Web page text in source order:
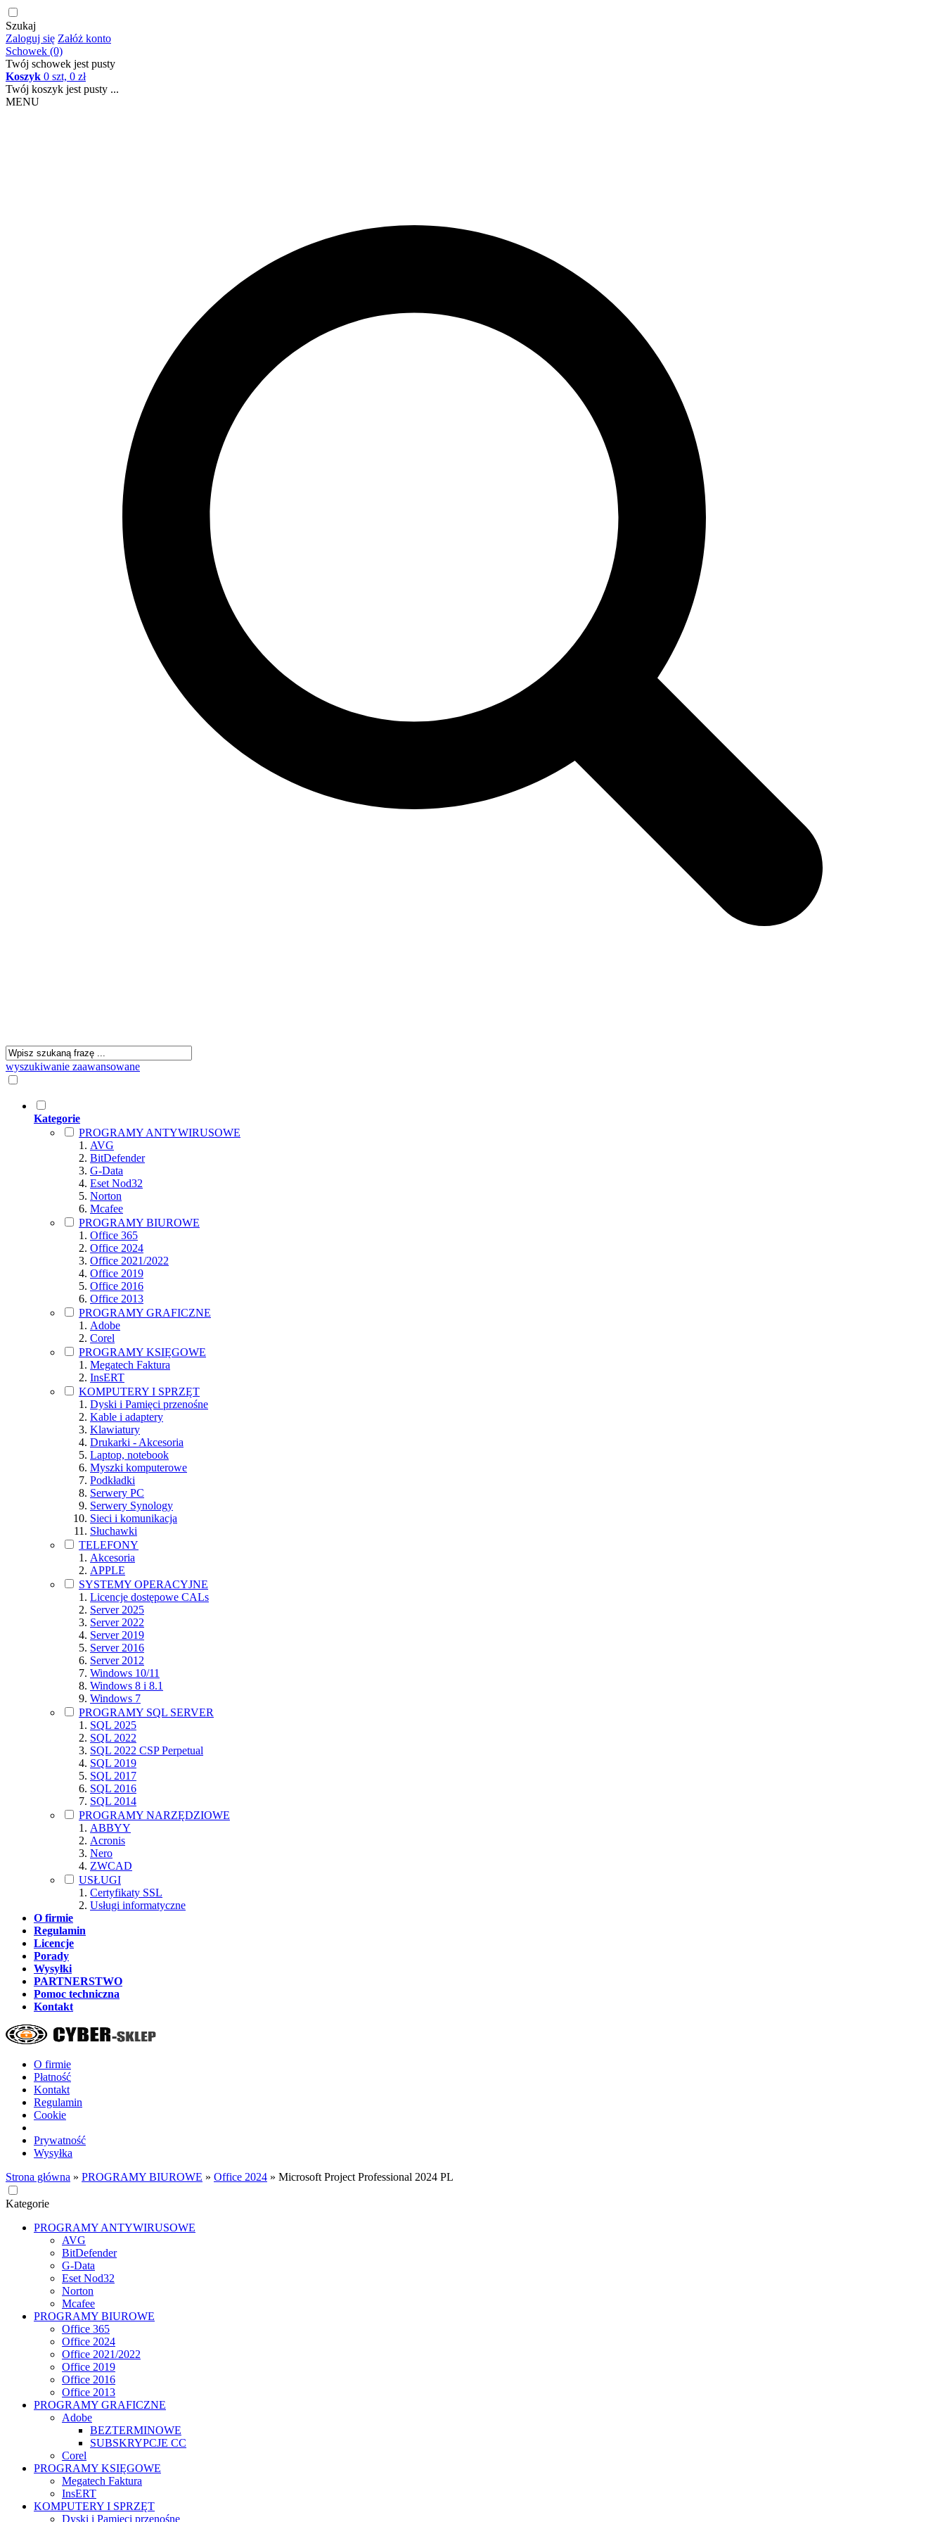
Szukaj
Zaloguj się Załóż konto
Schowek (0)
Twój schowek jest pusty
Koszyk 0 szt, 0 zł
Twój koszyk jest pusty ...
MENU
wyszukiwanie zaawansowane
Kategorie
PROGRAMY ANTYWIRUSOWE
AVG
BitDefender
G-Data
Eset Nod32
Norton
Mcafee
PROGRAMY BIUROWE
Office 365
Office 2024
Office 2021/2022
Office 2019
Office 2016
Office 2013
PROGRAMY GRAFICZNE
Adobe
Corel
PROGRAMY KSIĘGOWE
Megatech Faktura
InsERT
KOMPUTERY I SPRZĘT
Dyski i Pamięci przenośne
Kable i adaptery
Klawiatury
Drukarki - Akcesoria
Laptop, notebook
Myszki komputerowe
Podkładki
Serwery PC
Serwery Synology
Sieci i komunikacja
Słuchawki
TELEFONY
Akcesoria
APPLE
SYSTEMY OPERACYJNE
Licencje dostępowe CALs
Server 2025
Server 2022
Server 2019
Server 2016
Server 2012
Windows 10/11
Windows 8 i 8.1
Windows 7
PROGRAMY SQL SERVER
SQL 2025
SQL 2022
SQL 2022 CSP Perpetual
SQL 2019
SQL 2017
SQL 2016
SQL 2014
PROGRAMY NARZĘDZIOWE
ABBYY
Acronis
Nero
ZWCAD
USŁUGI
Certyfikaty SSL
Usługi informatyczne
O firmie
Regulamin
Licencje
Porady
Wysyłki
PARTNERSTWO
Pomoc techniczna
Kontakt
O firmie
Płatność
Kontakt
Regulamin
Cookie
Prywatność
Wysyłka
Strona główna » PROGRAMY BIUROWE » Office 2024 » Microsoft Project Professional 2024 PL
Kategorie
PROGRAMY ANTYWIRUSOWE
AVG
BitDefender
G-Data
Eset Nod32
Norton
Mcafee
PROGRAMY BIUROWE
Office 365
Office 2024
Office 2021/2022
Office 2019
Office 2016
Office 2013
PROGRAMY GRAFICZNE
Adobe
BEZTERMINOWE
SUBSKRYPCJE CC
Corel
PROGRAMY KSIĘGOWE
Megatech Faktura
InsERT
KOMPUTERY I SPRZĘT
Dyski i Pamięci przenośne